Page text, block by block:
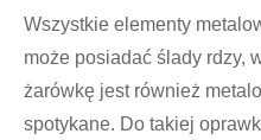
Wszystkie elementy
może posiadać ślady rdzy,
żarówkę jest również
spotykane. Do takiej